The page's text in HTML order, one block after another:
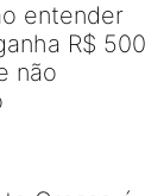
entender
R$ 500
não